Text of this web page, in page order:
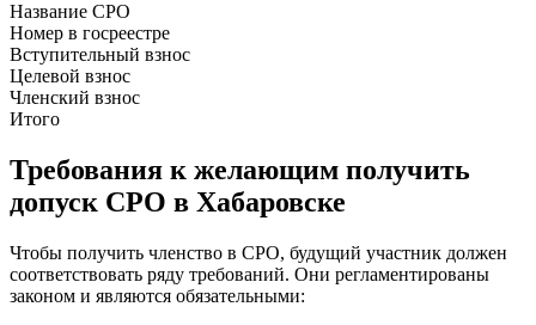
Название СРО
Номер в госреестре
Вступительный взнос
Целевой взнос
Членский взнос
Итого
Требования к желающим получить
допуск СРО в Хабаровске
Чтобы получить членство в СРО, будущий участник должен
соответствовать ряду требований. Они регламентированы
законом и являются обязательными: